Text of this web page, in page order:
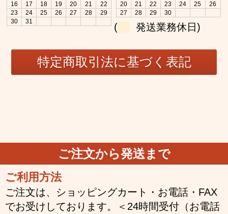
16
17 18 19 20 21
22
23
24 25 26 27 28
29
30
31
20
21 22 23 24 25
26
27
28 29 30
( 発送業務休日)
ご注文から発送まで
ご利用方法
ご注文は、ショッピングカート・お電話・FAX
でお受けしております。＜24時間受付（お電話